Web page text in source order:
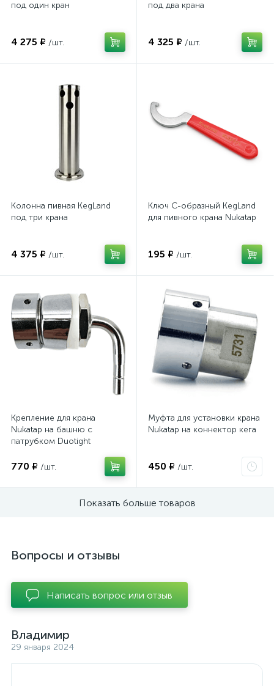
под один кран
4 275 ₽ /шт.
под два крана
4 325 ₽ /шт.
Колонна пивная KegLand
под три крана
4 375 ₽ /шт.
Ключ C-образный KegLand
для пивного крана Nukatap
195 ₽ /шт.
Крепление для крана
Nukatap на башню с
патрубком Duotight
770 ₽ /шт.
Муфта для установки крана
Nukatap на коннектор кега
450 ₽ /шт.
Показать больше товаров
Вопросы и отзывы
Написать вопрос или отзыв
Владимир
29 января 2024